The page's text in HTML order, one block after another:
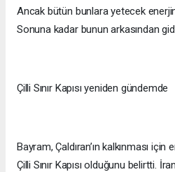
Ancak bütün bunlara yetecek
Sonuna kadar bunun arkasından
Çilli Sınır Kapısı yeniden gündemde
Bayram, Çaldıran’ın kalkınması
Çilli Sınır Kapısı olduğunu belirtti.